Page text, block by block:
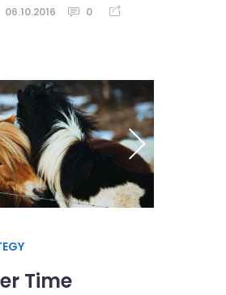
06.10.2016 0
Time